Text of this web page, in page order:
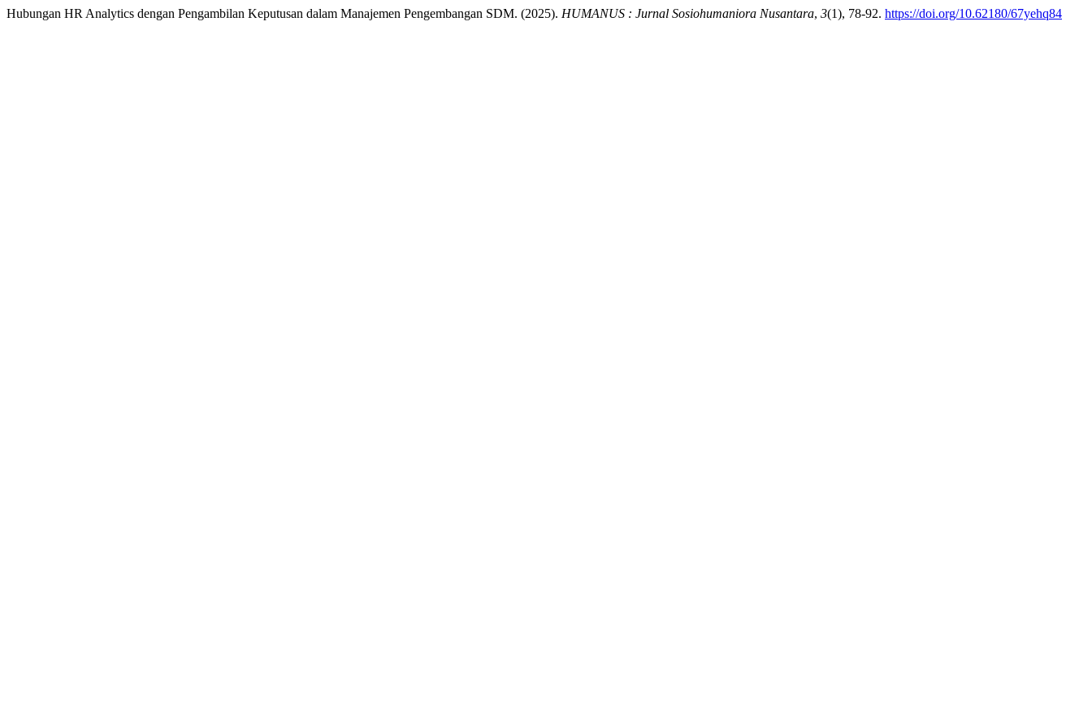
Hubungan HR Analytics dengan Pengambilan Keputusan dalam Manajemen Pengembangan SDM. (2025). HUMANUS : Jurnal Sosiohumaniora Nusantara, 3(1), 78-92. https://doi.org/10.62180/67yehq84